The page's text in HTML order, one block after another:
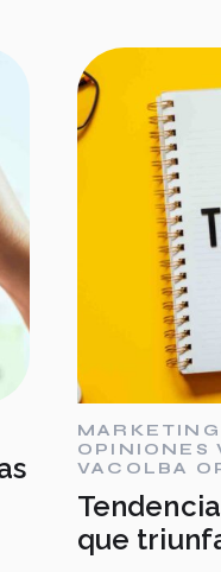
MARKETING
OPINIONES
VACOLBA
que